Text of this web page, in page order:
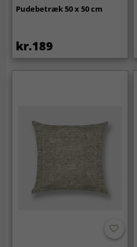
Pudebetræk 50 x 50 cm
kr.189